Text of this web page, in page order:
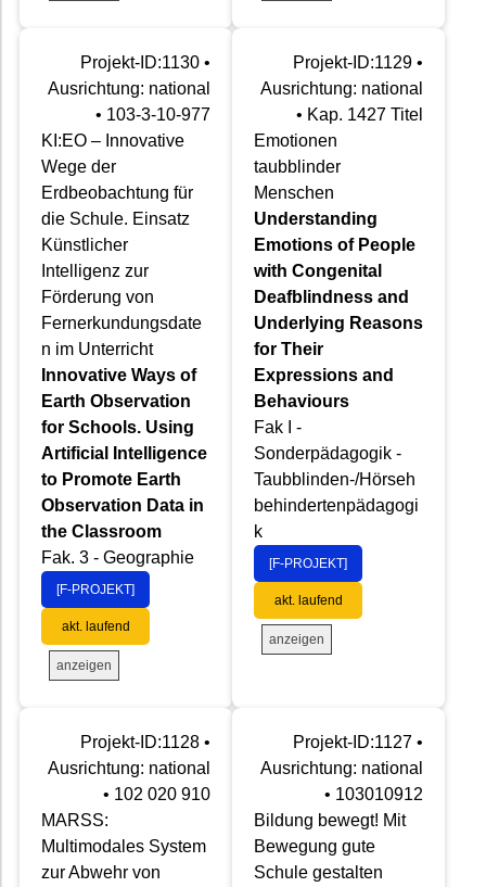
Projekt-ID:1130 •
Ausrichtung: national
• 103-3-10-977
KI:EO – Innovative
Wege der
Erdbeobachtung für
die Schule. Einsatz
Künstlicher
Intelligenz zur
Förderung von
Fernerkundungsdate
n im Unterricht
Innovative Ways of
Earth Observation
for Schools. Using
Artificial Intelligence
to Promote Earth
Observation Data in
the Classroom
Fak. 3 - Geographie
[F-PROJEKT]
akt. laufend
anzeigen
Projekt-ID:1129 •
Ausrichtung: national
• Kap. 1427 Titel
Emotionen
taubblinder
Menschen
Understanding
Emotions of People
with Congenital
Deafblindness and
Underlying Reasons
for Their
Expressions and
Behaviours
Fak I -
Sonderpädagogik -
Taubblinden-/Hörseh
behindertenpädagogi
k
[F-PROJEKT]
akt. laufend
anzeigen
Projekt-ID:1128 •
Ausrichtung: national
• 102 020 910
MARSS:
Multimodales System
zur Abwehr von
Projekt-ID:1127 •
Ausrichtung: national
• 103010912
Bildung bewegt! Mit
Bewegung gute
Schule gestalten